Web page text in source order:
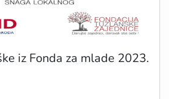
iz Fonda za mlade 2023.